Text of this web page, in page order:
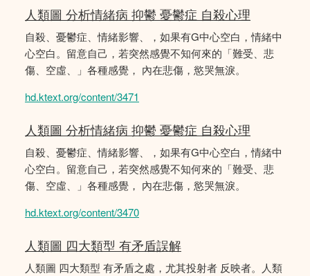
人類圖 分析情緒病 抑鬱 憂鬱症 自殺心理
自殺、憂鬱症、情緒影響、，如果有G中心空白，情緒中
心空白。留意自己，若突然感覺不知何來的「難受、悲
傷、空虛、」各種感覺， 內在悲傷，慾哭無淚。
hd.ktext.org/content/3471
人類圖 分析情緒病 抑鬱 憂鬱症 自殺心理
自殺、憂鬱症、情緒影響、，如果有G中心空白，情緒中
心空白。留意自己，若突然感覺不知何來的「難受、悲
傷、空虛、」各種感覺， 內在悲傷，慾哭無淚。
hd.ktext.org/content/3470
人類圖 四大類型 有矛盾誤解
人類圖 四大類型 有矛盾之處，尤其投射者 反映者。人類